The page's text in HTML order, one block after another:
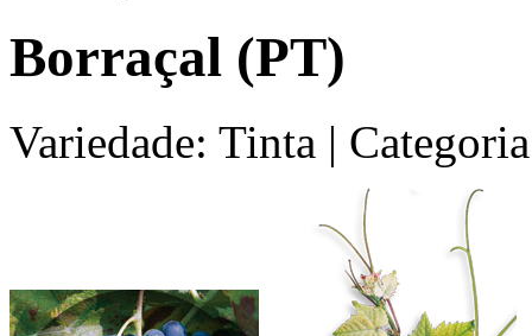
Borraçal (PT)
Variedade: Tinta |